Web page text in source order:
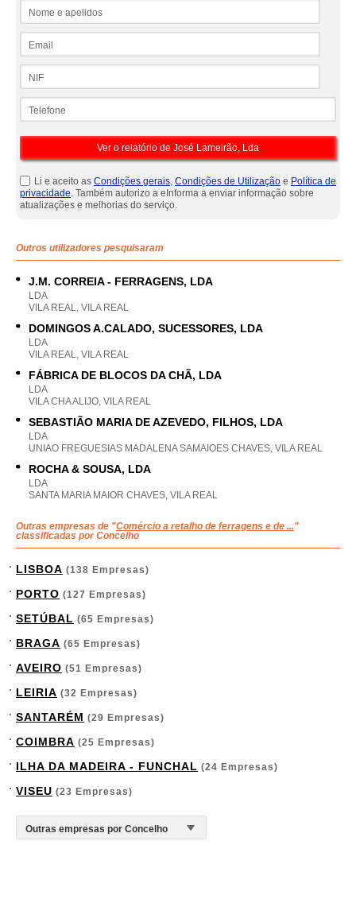
Li e aceito as Condições gerais, Condições de Utilização e Política de
privacidade. Também autorizo a eInforma a enviar informação sobre
atualizações e melhorias do serviço.
Outros utilizadores pesquisaram
J.M. CORREIA - FERRAGENS, LDA
LDA
VILA REAL, VILA REAL
DOMINGOS A.CALADO, SUCESSORES, LDA
LDA
VILA REAL, VILA REAL
FÁBRICA DE BLOCOS DA CHÃ, LDA
LDA
VILA CHA ALIJO, VILA REAL
SEBASTIÃO MARIA DE AZEVEDO, FILHOS, LDA
LDA
UNIAO FREGUESIAS MADALENA SAMAIOES CHAVES, VILA REAL
ROCHA & SOUSA, LDA
LDA
SANTA MARIA MAIOR CHAVES, VILA REAL
Outras empresas de "Comércio a retalho de ferragens e de ..."
classificadas por Concelho
LISBOA (138 Empresas)
PORTO (127 Empresas)
SETÚBAL (65 Empresas)
BRAGA (65 Empresas)
AVEIRO (51 Empresas)
LEIRIA (32 Empresas)
SANTARÉM (29 Empresas)
COIMBRA (25 Empresas)
ILHA DA MADEIRA - FUNCHAL (24 Empresas)
VISEU (23 Empresas)